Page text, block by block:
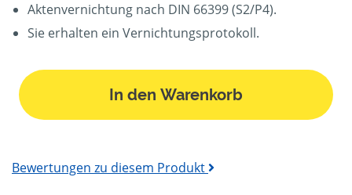
Aktenvernichtung nach DIN 66399 (S2/P4).
Sie erhalten ein Vernichtungsprotokoll.
In den Warenkorb
Bewertungen zu diesem Produkt